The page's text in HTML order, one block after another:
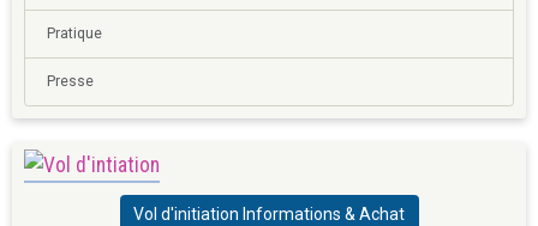
Pratique
Presse
Vol d'initiation Informations & Achat